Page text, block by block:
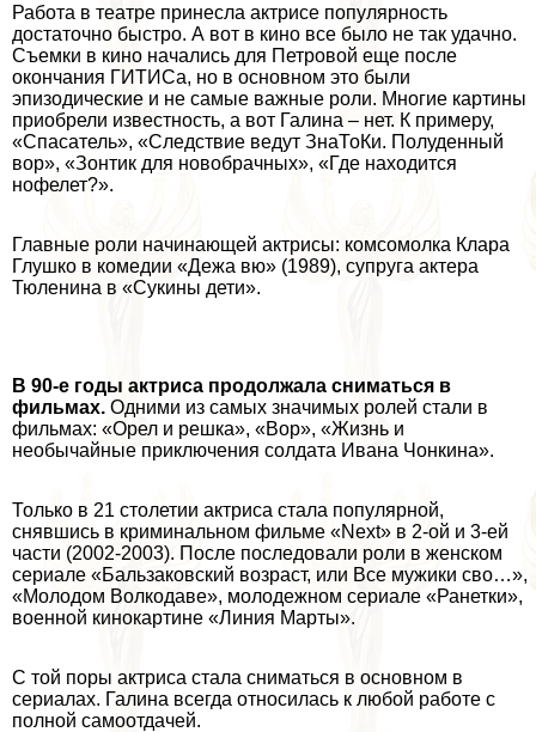
Работа в театре принесла актрисе популярность
достаточно быстро. А вот в кино все было не так удачно.
Съемки в кино начались для Петровой еще после
окончания ГИТИСа, но в основном это были
эпизодические и не самые важные роли. Многие картины
приобрели известность, а вот Галина – нет. К примеру,
«Спасатель», «Следствие ведут ЗнаТоКи. Полуденный
вор», «Зонтик для новобрачных», «Где находится
нофелет?».
Главные роли начинающей актрисы: комсомолка Клара
Глушко в комедии «Дежа вю» (1989), супруга актера
Тюленина в «Сукины дети».
В 90-е годы актриса продолжала сниматься в
фильмах. Одними из самых значимых ролей стали в
фильмах: «Орел и решка», «Вор», «Жизнь и
необычайные приключения солдата Ивана Чонкина».
Только в 21 столетии актриса стала популярной,
снявшись в криминальном фильме «Next» в 2-ой и 3-ей
части (2002-2003). После последовали роли в женском
сериале «Бальзаковский возраст, или Все мужики сво…»,
«Молодом Волкодаве», молодежном сериале «Ранетки»,
военной кинокартине «Линия Марты».
С той поры актриса стала сниматься в основном в
сериалах. Галина всегда относилась к любой работе с
полной самоотдачей.